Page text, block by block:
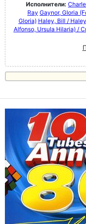
Исполнители:
Ray Gaynor, GIoria
Gloria) Haley, Bill /
Alfonso, Ursula Hilaria) /